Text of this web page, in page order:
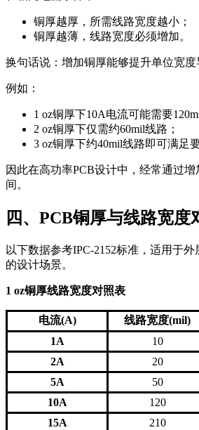
铜厚越厚，所需线路宽度越小；
铜厚越薄，线路宽度必须增加。
换句话说：增加铜厚能够提升单位宽度
例如：
1 oz铜厚下10A电流可能需要
2 oz铜厚下仅需约60mil线路；
3 oz铜厚下约40mil线路即可满足要
因此在高功率PCB设计中，经常通过
间。
四、PCB铜厚与线路宽度
以下数据参考IPC-2152标准，适用于
的设计场景。
1 oz铜厚线路宽度对照表
电流(A) 线路宽度(mil)
1A
10
2A
20
5A
50
10A
120
15A
210